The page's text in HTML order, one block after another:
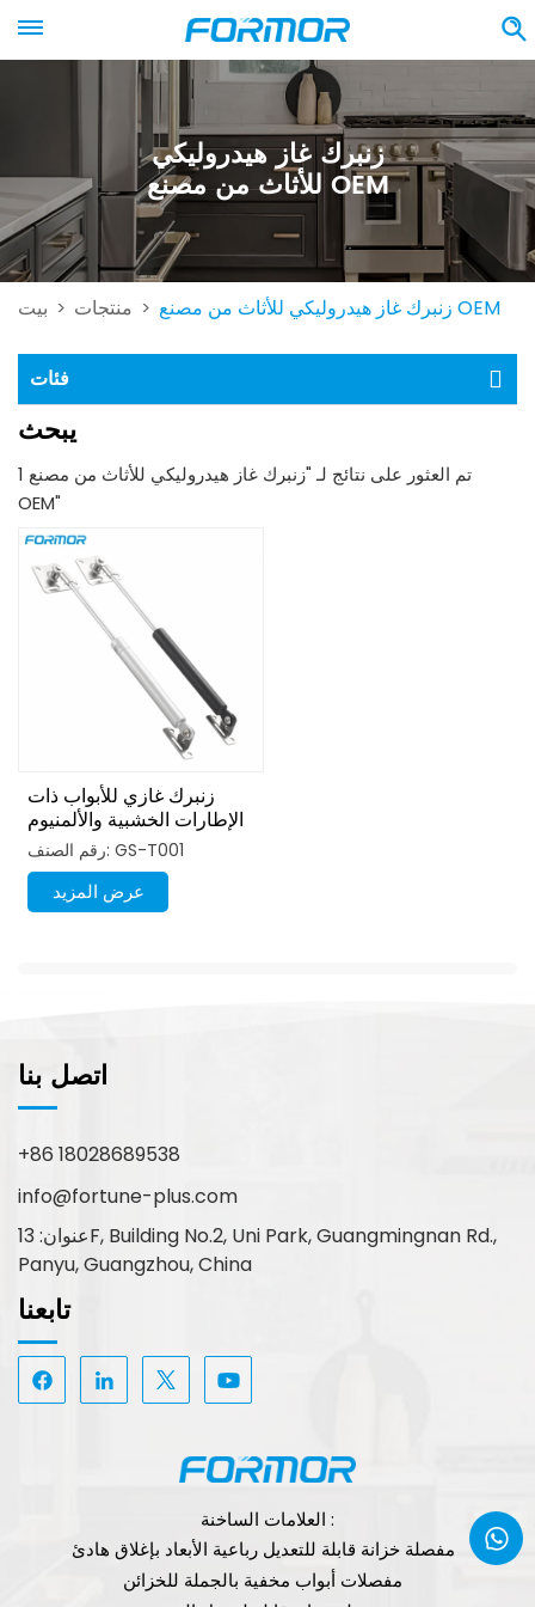
زنبرك غاز هيدروليكي
للأثاث من مصنع OEM
بيت > منتجات > زنبرك غاز هيدروليكي للأثاث من مصنع OEM
فئات
يبحث
1 تم العثور على نتائج لـ "زنبرك غاز هيدروليكي للأثاث من مصنع
OEM"
زنبرك غازي للأبواب ذات
الإطارات الخشبية والألمنيوم
رقم الصنف: GS-T001
عرض المزيد
اتصل بنا
+86 18028689538
info@fortune-plus.com
عنوان: 13F, Building No.2, Uni Park, Guangmingnan Rd.,
Panyu, Guangzhou, China
تابعنا
العلامات الساخنة :
مفصلة خزانة قابلة للتعديل رباعية الأبعاد بإغلاق هادئ
مفصلات أبواب مخفية بالجملة للخزائن